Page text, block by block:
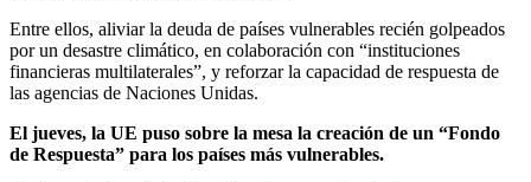
Entre ellos, aliviar la deuda de países vulnerables recién golpeados
por un desastre climático, en colaboración con “instituciones
financieras multilaterales”, y reforzar la capacidad de respuesta de
las agencias de Naciones Unidas.
El jueves, la UE puso sobre la mesa la creación de un “Fondo
de Respuesta” para los países más vulnerables.